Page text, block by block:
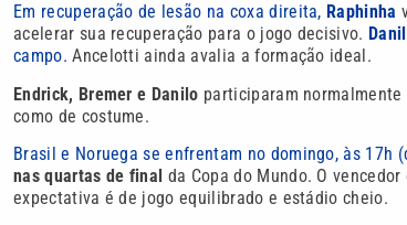
Em recuperação de lesão na coxa direita, Raphinha
acelerar sua recuperação para o jogo decisivo.
campo. Ancelotti ainda avalia a formação ideal.
Endrick, Bremer e Danilo participaram
como de costume.
Brasil e Noruega se enfrentam no domingo, às 17h
nas quartas de final da Copa do Mundo. O vencedor
expectativa é de jogo equilibrado e estádio cheio.